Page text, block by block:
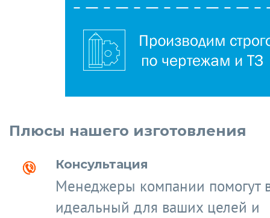
Плюсы нашего изготовления
Консультация
Менеджеры компании помогут
идеальный для ваших целей и